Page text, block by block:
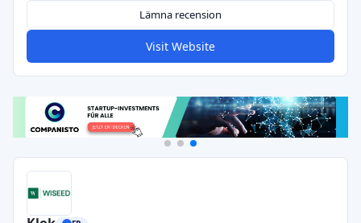
Lämna recension
Visit Website